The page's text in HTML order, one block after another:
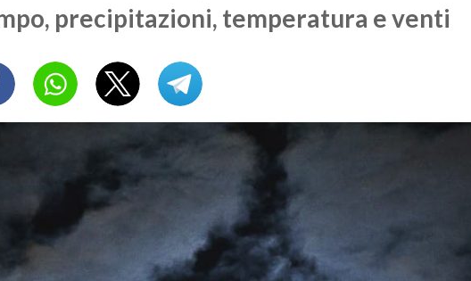
precipitazioni, temperatura e venti